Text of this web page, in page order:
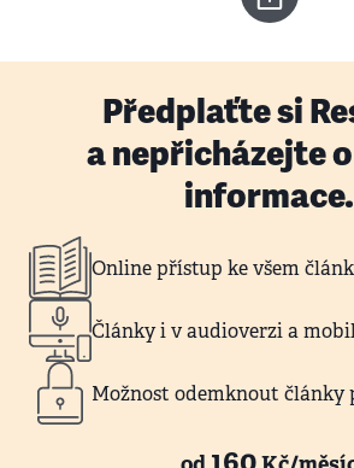
Předplaťte si
a nepřicházejte
informace.
Online přístup ke všem
Články i v audioverzi a
Možnost odemknout články